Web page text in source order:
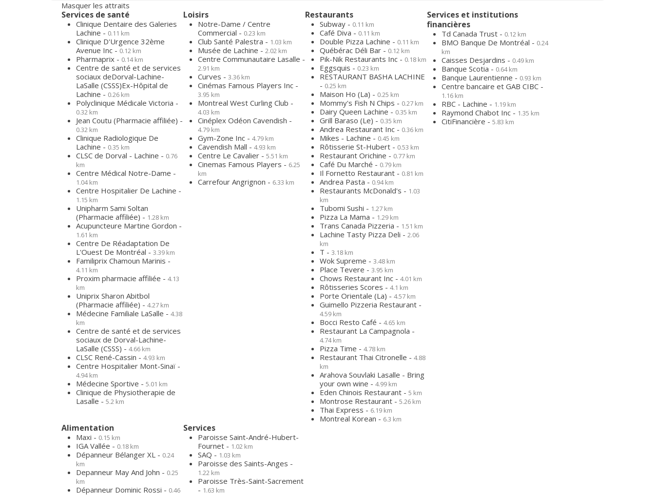
Masquer les attraits
Services de santé
Clinique Dentaire des Galeries
Lachine - 0.11 km
Clinique D'Urgence 32ème
Avenue Inc - 0.12 km
Pharmaprix - 0.14 km
Centre de santé et de services
sociaux deDorval-Lachine-
LaSalle (CSSS)Ex-Hôpital de
Lachine - 0.26 km
Polyclinique Médicale Victoria -
0.32 km
Jean Coutu (Pharmacie affiliée) -
0.32 km
Clinique Radiologique De
Lachine - 0.35 km
CLSC de Dorval - Lachine - 0.76
km
Centre Médical Notre-Dame -
1.04 km
Centre Hospitalier De Lachine -
1.15 km
Unipharm Sami Soltan
(Pharmacie affiliée) - 1.28 km
Acupuncteure Martine Gordon -
1.61 km
Centre De Réadaptation De
L'Ouest De Montréal - 3.39 km
Familiprix Chamoun Marinis -
4.11 km
Proxim pharmacie affiliée - 4.13
km
Uniprix Sharon Abitbol
(Pharmacie affiliée) - 4.27 km
Médecine Familiale LaSalle - 4.38
km
Centre de santé et de services
sociaux de Dorval-Lachine-
LaSalle (CSSS) - 4.66 km
CLSC René-Cassin - 4.93 km
Centre Hospitalier Mont-Sinaï -
4.94 km
Médecine Sportive - 5.01 km
Clinique de Physiotherapie de
Lasalle - 5.2 km
Loisirs
Notre-Dame / Centre
Commercial - 0.23 km
Club Santé Palestra - 1.03 km
Musée de Lachine - 2.02 km
Centre Communautaire Lasalle -
2.91 km
Curves - 3.36 km
Cinémas Famous Players Inc -
3.95 km
Montreal West Curling Club -
4.03 km
Cinéplex Odéon Cavendish -
4.79 km
Gym-Zone Inc - 4.79 km
Cavendish Mall - 4.93 km
Centre Le Cavalier - 5.51 km
Cinemas Famous Players - 6.25
km
Carrefour Angrignon - 6.33 km
Restaurants
Subway - 0.11 km
Café Diva - 0.11 km
Double Pizza Lachine - 0.11 km
Québérac Déli Bar - 0.12 km
Pik-Nik Restaurants Inc - 0.18 km
Eggsquis - 0.23 km
RESTAURANT BASHA LACHINE
- 0.25 km
Maison Ho (La) - 0.25 km
Mommy's Fish N Chips - 0.27 km
Dairy Queen Lachine - 0.35 km
Grill Baraso (Le) - 0.35 km
Andrea Restaurant Inc - 0.36 km
Mikes - Lachine - 0.45 km
Rôtisserie St-Hubert - 0.53 km
Restaurant Orichine - 0.77 km
Café Du Marché - 0.79 km
Il Fornetto Restaurant - 0.81 km
Andrea Pasta - 0.94 km
Restaurants McDonald's - 1.03
km
Tubomi Sushi - 1.27 km
Pizza La Mama - 1.29 km
Trans Canada Pizzeria - 1.51 km
Lachine Tasty Pizza Deli - 2.06
km
T - 3.18 km
Wok Supreme - 3.48 km
Place Tevere - 3.95 km
Chows Restaurant Inc - 4.01 km
Rôtisseries Scores - 4.1 km
Porte Orientale (La) - 4.57 km
Guimello Pizzeria Restaurant -
4.59 km
Bocci Resto Café - 4.65 km
Restaurant La Campagnola -
4.74 km
Pizza Time - 4.78 km
Restaurant Thai Citronelle - 4.88
km
Arahova Souvlaki Lasalle - Bring
your own wine - 4.99 km
Eden Chinois Restaurant - 5 km
Montrose Restaurant - 5.26 km
Thai Express - 6.19 km
Montreal Korean - 6.3 km
Services et institutions
financières
Td Canada Trust - 0.12 km
BMO Banque De Montréal - 0.24
km
Caisses Desjardins - 0.49 km
Banque Scotia - 0.64 km
Banque Laurentienne - 0.93 km
Centre bancaire et GAB CIBC -
1.16 km
RBC - Lachine - 1.19 km
Raymond Chabot Inc - 1.35 km
CitiFinancière - 5.83 km
Alimentation
Maxi - 0.15 km
IGA Vallée - 0.18 km
Dépanneur Bélanger XL - 0.24
km
Depanneur May And John - 0.25
km
Dépanneur Dominic Rossi - 0.46
Services
Paroisse Saint-André-Hubert-
Fournet - 1.02 km
SAQ - 1.03 km
Paroisse des Saints-Anges -
1.22 km
Paroisse Très-Saint-Sacrement
- 1.63 km